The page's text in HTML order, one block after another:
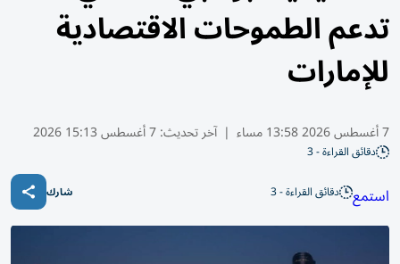
تدعم الطموحات الاقتصادية
للإمارات
7 أغسطس 2026 13:58 مساء | آخر تحديث:7 أغسطس 15:13 2026
دقائق القراءة - 3
استمع دقائق القراءة - 3 شارك